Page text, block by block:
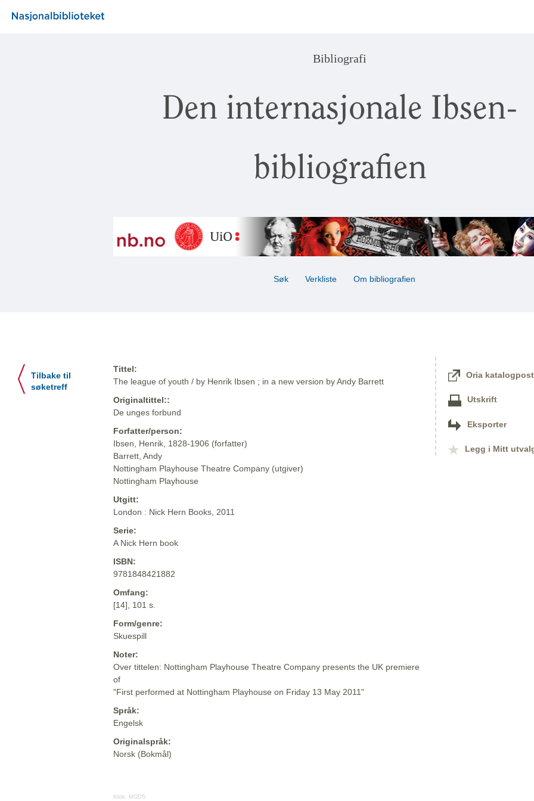
Bibliografi
Den internasjonale Ibsen-
bibliografien
Søk Verkliste Om bibliografien
Tilbake til
søketreff
Tittel:
The league of youth / by Henrik Ibsen ; in a new version by Andy Barrett
Originaltittel::
De unges forbund
Forfatter/person:
Ibsen, Henrik, 1828-1906 (forfatter)
Barrett, Andy
Nottingham Playhouse Theatre Company (utgiver)
Nottingham Playhouse
Utgitt:
London : Nick Hern Books, 2011
Serie:
A Nick Hern book
ISBN:
9781848421882
Omfang:
[14], 101 s.
Form/genre:
Skuespill
Noter:
Over tittelen: Nottingham Playhouse Theatre Company presents the UK premiere
of
"First performed at Nottingham Playhouse on Friday 13 May 2011"
Språk:
Engelsk
Originalspråk:
Norsk (Bokmål)
Kilde: MODS
Oria katalogpost
Utskrift
Eksporter
Legg i Mitt